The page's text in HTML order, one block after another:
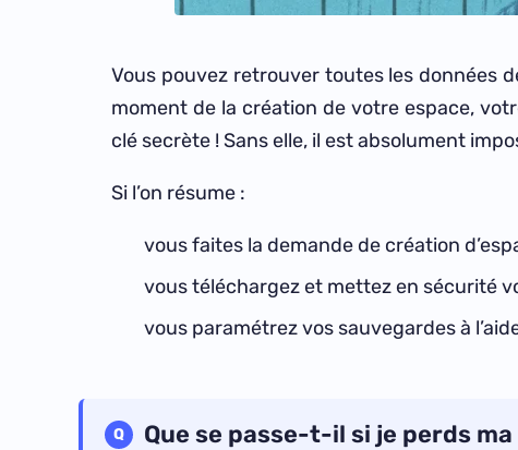
Vous pouvez retrouver toutes les données
moment de la création de votre espace,
clé secrète ! Sans elle, il est absolument
Si l’on résume :
vous faites la demande de création
vous téléchargez et mettez en sécurité
vous paramétrez vos sauvegardes à
Que se passe-t-il si je perds